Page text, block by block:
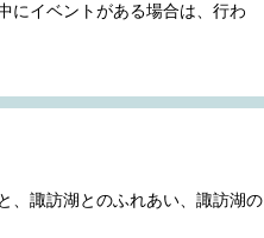
にイベントがある場合は、行わ
、諏訪湖とのふれあい、諏訪湖の